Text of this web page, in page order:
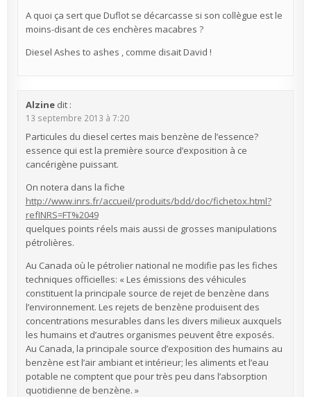
A quoi ça sert que Duflot se décarcasse si son collègue est le
moins-disant de ces enchères macabres ?
Diesel Ashes to ashes , comme disait David !
Alzine dit :
13 septembre 2013 à 7:20
Particules du diesel certes mais benzène de l’essence?
essence qui est la première source d’exposition à ce
cancérigène puissant.
On notera dans la fiche
http://www.inrs.fr/accueil/produits/bdd/doc/fichetox.html?
refINRS=FT%2049
quelques points réels mais aussi de grosses manipulations
pétrolières.
Au Canada où le pétrolier national ne modifie pas les fiches
techniques officielles: « Les émissions des véhicules
constituent la principale source de rejet de benzène dans
l’environnement. Les rejets de benzène produisent des
concentrations mesurables dans les divers milieux auxquels
les humains et d’autres organismes peuvent être exposés.
Au Canada, la principale source d’exposition des humains au
benzène est l’air ambiant et intérieur; les aliments et l’eau
potable ne comptent que pour très peu dans l’absorption
quotidienne de benzène. »